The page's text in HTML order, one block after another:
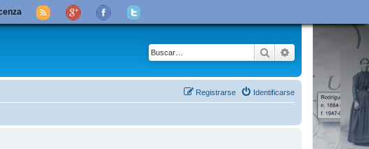
Buscar Búsqueda
Identificarse
Registrarse